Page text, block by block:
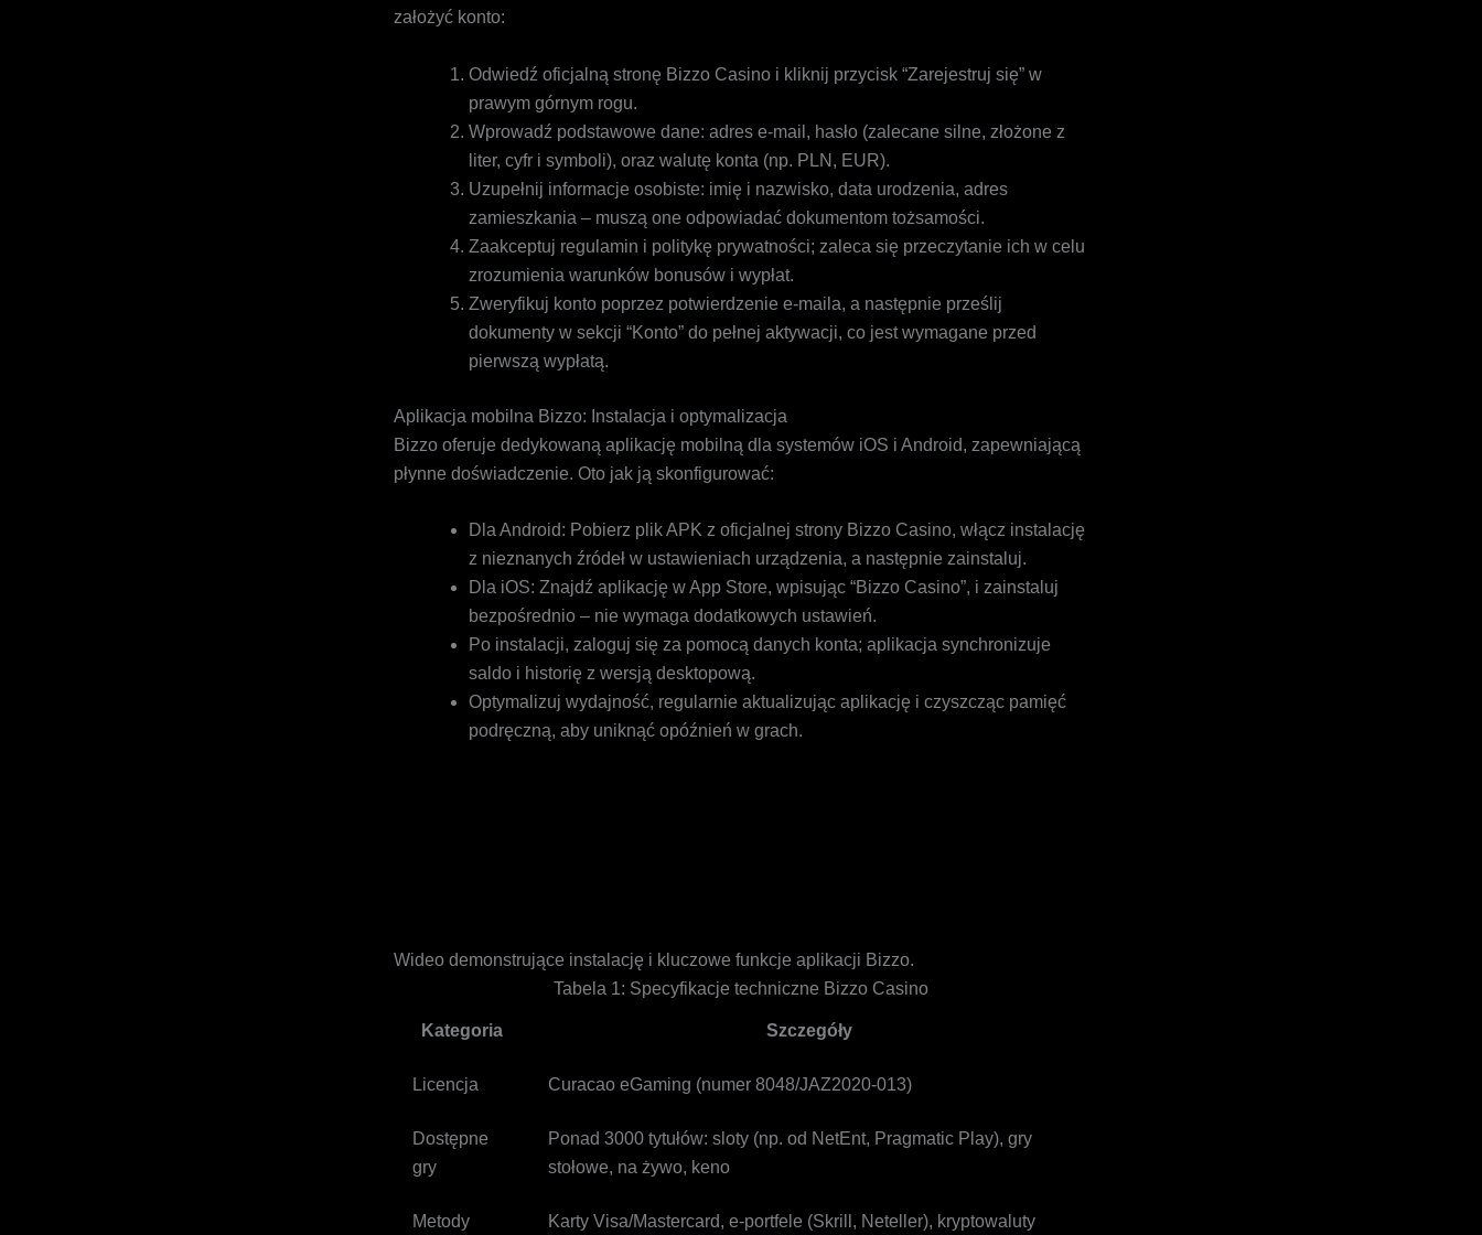
założyć konto:
Odwiedź oficjalną stronę Bizzo Casino i kliknij przycisk “Zarejestruj się” w
prawym górnym rogu.
Wprowadź podstawowe dane: adres e-mail, hasło (zalecane silne, złożone z
liter, cyfr i symboli), oraz walutę konta (np. PLN, EUR).
Uzupełnij informacje osobiste: imię i nazwisko, data urodzenia, adres
zamieszkania – muszą one odpowiadać dokumentom tożsamości.
Zaakceptuj regulamin i politykę prywatności; zaleca się przeczytanie ich w celu
zrozumienia warunków bonusów i wypłat.
Zweryfikuj konto poprzez potwierdzenie e-maila, a następnie prześlij
dokumenty w sekcji “Konto” do pełnej aktywacji, co jest wymagane przed
pierwszą wypłatą.
Aplikacja mobilna Bizzo: Instalacja i optymalizacja
Bizzo oferuje dedykowaną aplikację mobilną dla systemów iOS i Android, zapewniającą
płynne doświadczenie. Oto jak ją skonfigurować:
Dla Android: Pobierz plik APK z oficjalnej strony Bizzo Casino, włącz instalację
z nieznanych źródeł w ustawieniach urządzenia, a następnie zainstaluj.
Dla iOS: Znajdź aplikację w App Store, wpisując “Bizzo Casino”, i zainstaluj
bezpośrednio – nie wymaga dodatkowych ustawień.
Po instalacji, zaloguj się za pomocą danych konta; aplikacja synchronizuje
saldo i historię z wersją desktopową.
Optymalizuj wydajność, regularnie aktualizując aplikację i czyszcząc pamięć
podręczną, aby uniknąć opóźnień w grach.
Wideo demonstrujące instalację i kluczowe funkcje aplikacji Bizzo.
Tabela 1: Specyfikacje techniczne Bizzo Casino
Kategoria Szczegóły
Licencja Curacao eGaming (numer 8048/JAZ2020-013)
Dostępne
gry
Ponad 3000 tytułów: sloty (np. od NetEnt, Pragmatic Play), gry
stołowe, na żywo, keno
Metody Karty Visa/Mastercard, e-portfele (Skrill, Neteller), kryptowaluty